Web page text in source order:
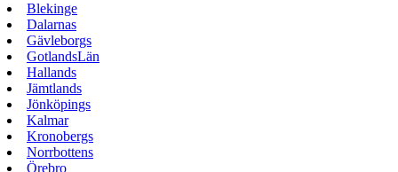
Blekinge
Dalarnas
Gävleborgs
GotlandsLän
Hallands
Jämtlands
Jönköpings
Kalmar
Kronobergs
Norrbottens
Örebro